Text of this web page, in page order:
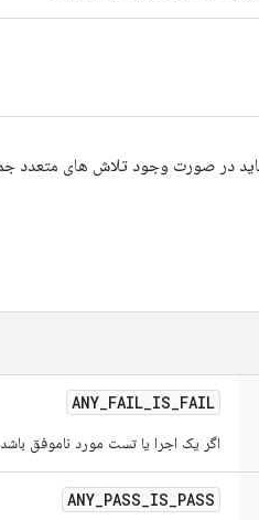
در صورت وجود تلاش های متعدد
ANY_FAIL_IS_FAIL
اگر یک اجرا یا تست مورد ناموفق
ANY_PASS_IS_PASS